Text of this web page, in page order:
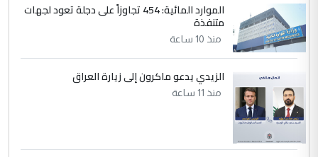
يوسف غزوان عصمت
التعليق : بكالوريوس فيزياء طبية متزوج و
زوجتي أيضا بكالوريوس سكني بغداد أرغب في
إكمال دراستي داخل ...
الموضوع :
السعودية توافق على الاستمرار في
جامعاتها سنويا
الموارد المائية: 454 تجاوزاً على دجلة تعود لجهات
متنفذة
منذ 10 ساعة
الزيدي يدعو ماكرون إلى زيارة العراق
منذ 11 ساعة